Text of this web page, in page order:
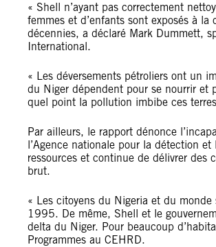
« Shell n’ayant pas correctement
femmes et d’enfants sont exposés à la
décennies, a déclaré Mark Dummett,
International.
« Les déversements pétroliers ont un
du Niger dépendent pour se nourrir et
quel point la pollution imbibe ces
Par ailleurs, le rapport dénonce l’
l’Agence nationale pour la détection
ressources et continue de délivrer
brut.
« Les citoyens du Nigeria et du
1995. De même, Shell et le
delta du Niger. Pour beaucoup d’
Programmes au CEHRD.